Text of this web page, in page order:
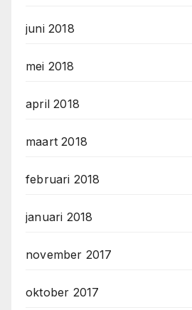
juni 2018
mei 2018
april 2018
maart 2018
februari 2018
januari 2018
november 2017
oktober 2017